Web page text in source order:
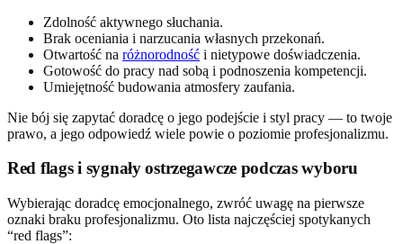
Zdolność aktywnego słuchania.
Brak oceniania i narzucania własnych przekonań.
Otwartość na różnorodność i nietypowe doświadczenia.
Gotowość do pracy nad sobą i podnoszenia kompetencji.
Umiejętność budowania atmosfery zaufania.
Nie bój się zapytać doradcę o jego podejście i styl pracy — to twoje
prawo, a jego odpowiedź wiele powie o poziomie profesjonalizmu.
Red flags i sygnały ostrzegawcze podczas wyboru
Wybierając doradcę emocjonalnego, zwróć uwagę na pierwsze
oznaki braku profesjonalizmu. Oto lista najczęściej spotykanych
“red flags”: